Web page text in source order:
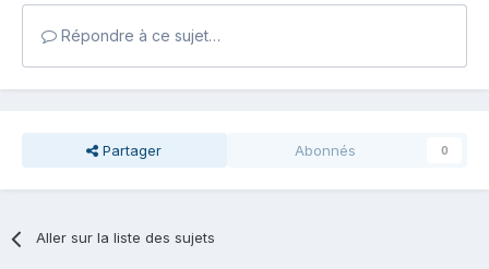
Répondre à ce sujet…
Partager Abonnés 0
Aller sur la liste des sujets